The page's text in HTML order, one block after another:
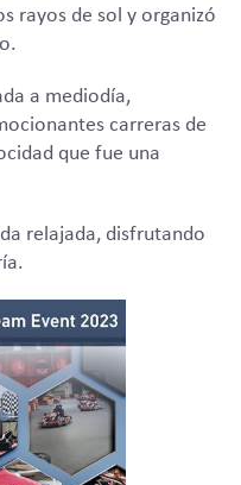
rayos de sol y organizó
a mediodía,
carreras de
que fue una
relajada, disfrutando